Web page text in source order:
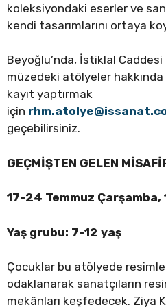
koleksiyondaki eserler ve
kendi tasarımlarını ortaya
Beyoğlu’nda, İstiklal
müzedeki atölyeler
kayıt yaptırmak
için
geçebilirsiniz.
GEÇMİŞTEN GELEN
17-24 Temmuz Çarşamba,
Yaş grubu: 7-12 yaş
Çocuklar bu atölyede
odaklanarak sanatçıların
mekânları keşfedecek. Ziya